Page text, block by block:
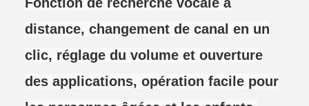
distance, changement de canal en un
clic, réglage du volume et ouverture
des applications, opération facile pour